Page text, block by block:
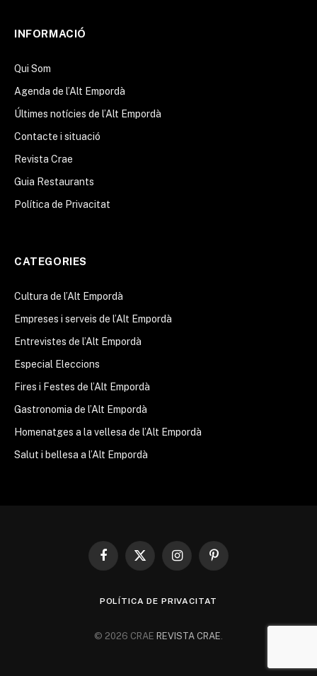
INFORMACIÓ
Qui Som
Agenda de l’Alt Empordà
Últimes notícies de l’Alt Empordà
Contacte i situació
Revista Crae
Guia Restaurants
Política de Privacitat
CATEGORIES
Cultura de l’Alt Empordà
Empreses i serveis de l’Alt Empordà
Entrevistes de l’Alt Empordà
Especial Eleccions
Fires i Festes de l’Alt Empordà
Gastronomia de l’Alt Empordà
Homenatges a la vellesa de l’Alt Empordà
Salut i bellesa a l’Alt Empordà
Facebook
X
InstagramPinterest
POLÍTICA DE PRIVACITAT
© 2026 CRAE REVISTA CRAE.